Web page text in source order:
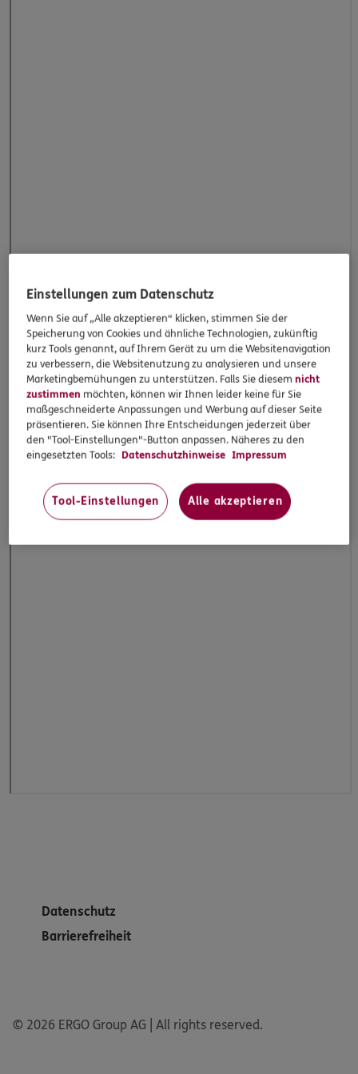
Datenschutz
Barrierefreiheit
© 2026 ERGO Group AG | All rights reserved.
Einstellungen zum Datenschutz
Wenn Sie auf „Alle akzeptieren“ klicken, stimmen Sie der
Speicherung von Cookies und ähnliche Technologien, zukünftig
kurz Tools genannt, auf Ihrem Gerät zu um die Websitenavigation
zu verbessern, die Websitenutzung zu analysieren und unsere
Marketingbemühungen zu unterstützen. Falls Sie diesemnicht
zustimmen möchten, können wir Ihnen leider keine für Sie
maßgeschneiderte Anpassungen und Werbung auf dieser Seite
präsentieren. Sie können Ihre Entscheidungen jederzeit über
den "Tool-Einstellungen"-Button anpassen. Näheres zu den
eingesetzten Tools: Datenschutzhinweise Impressum
Tool-Einstellungen Alle akzeptieren